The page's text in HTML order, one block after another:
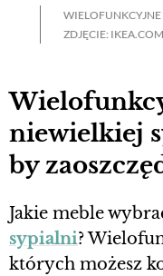
ZDJĘCIE: IKEA.COM
niewielkiej
by
Jakie meble
sypialni?
których możesz